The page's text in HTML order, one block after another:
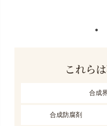
これら
合成
合成防腐剤